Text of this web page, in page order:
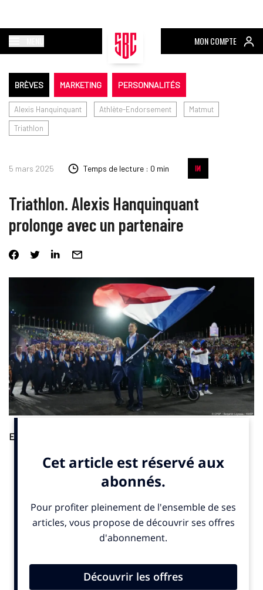
MON COMPTE
BRÈVES MARKETING PERSONNALITÉS
Alexis Hanquinquant Athlète-Endorsement
Matmut
Triathlon
5 mars 2025 Temps de lecture : 0 min
Triathlon. Alexis Hanquinquant
prolonge avec un partenaire
Endorsement.
contrat avec l’un de ses partenaires, Matmut. Le nouvel accord
court désormais jusqu’en 2028, en vue des Jeux de Los
mars 2025. Le para-triathlète français a signé une convention
d’insertion professionnelle (CIP) avec l’assureur, dans le cadre
de laquelle il aura pour mission de mener des activations sur les
deux parties sont associées depuis 2022.
© SportBusiness.Club Mars 2025